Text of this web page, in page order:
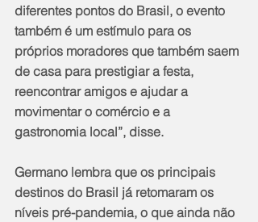
diferentes pontos do Brasil, o evento
também é um estímulo para os
próprios moradores que também saem
de casa para prestigiar a festa,
reencontrar amigos e ajudar a
movimentar o comércio e a
gastronomia local”, disse.
Germano lembra que os principais
destinos do Brasil já retomaram os
níveis pré-pandemia, o que ainda não